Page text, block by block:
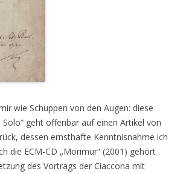
wie Schuppen von den Augen: diese
Solo“ geht offenbar auf einen Artikel von
dessen ernsthafte Kenntnisnahme ich
die ECM-CD „Morimur“ (2001) gehört
des Vortrags der Ciaccona mit